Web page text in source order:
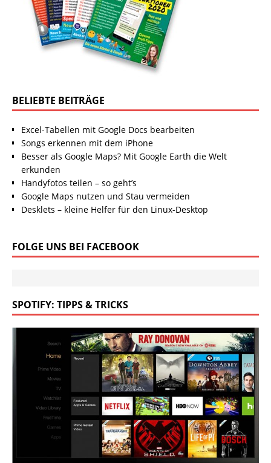
BELIEBTE BEITRÄGE
Excel-Tabellen mit Google Docs bearbeiten
Songs erkennen mit dem iPhone
Besser als Google Maps? Mit Google Earth die Welt
erkunden
Handyfotos teilen – so geht’s
Google Maps nutzen und Stau vermeiden
Desklets – kleine Helfer für den Linux-Desktop
FOLGE UNS BEI FACEBOOK
SPOTIFY: TIPPS & TRICKS